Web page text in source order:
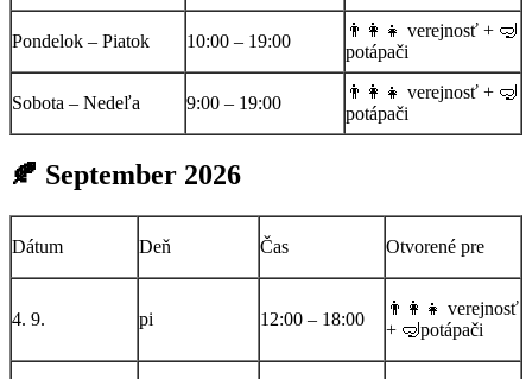
Pondelok – Piatok 10:00 – 19:00
👨‍👩‍👧 verejnosť + 🤿
potápači
Sobota – Nedeľa 9:00 – 19:00
👨‍👩‍👧 verejnosť + 🤿
potápači
🍂 September 2026
Dátum Deň Čas Otvorené pre
4. 9. pi 12:00 – 18:00
👨‍👩‍👧 verejnosť
+ 🤿potápači